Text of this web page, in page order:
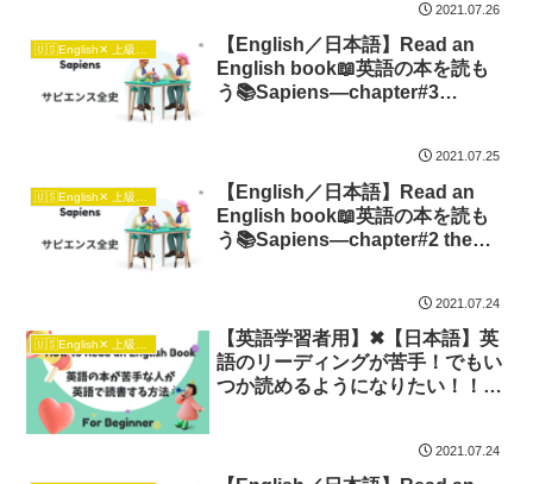
2021.07.26
🇺🇸English✕ 上級日本語🇯🇵
【English／日本語】Read an
English book📖英語の本を読も
う📚Sapiens―chapter#3
2021.07.25
【English／日本語】Read an
English book📖英語の本を読も
う📚Sapiens―chapter#2 the
2021.07.24
【英語学習者用】✖【日本語】英
語のリーディングが苦手！でもい
つか読めるようになりたい！！そ
2021.07.24